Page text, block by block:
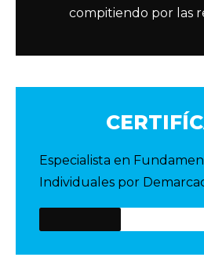
compitiendo por las
Especialista en
Individuales por